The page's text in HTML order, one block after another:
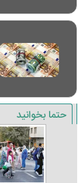
حتما بخوانید